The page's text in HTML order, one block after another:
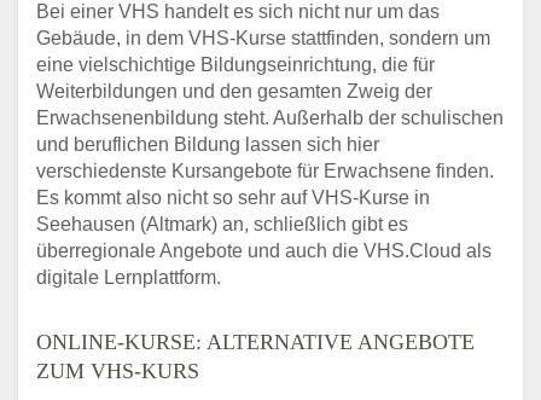
Bei einer VHS handelt es sich nicht nur um das
Gebäude, in dem VHS-Kurse stattfinden, sondern um
eine vielschichtige Bildungseinrichtung, die für
Weiterbildungen und den gesamten Zweig der
Erwachsenenbildung steht. Außerhalb der schulischen
und beruflichen Bildung lassen sich hier
verschiedenste Kursangebote für Erwachsene finden.
Es kommt also nicht so sehr auf VHS-Kurse in
Seehausen (Altmark) an, schließlich gibt es
überregionale Angebote und auch die VHS.Cloud als
digitale Lernplattform.
ONLINE-KURSE: ALTERNATIVE ANGEBOTE
ZUM VHS-KURS